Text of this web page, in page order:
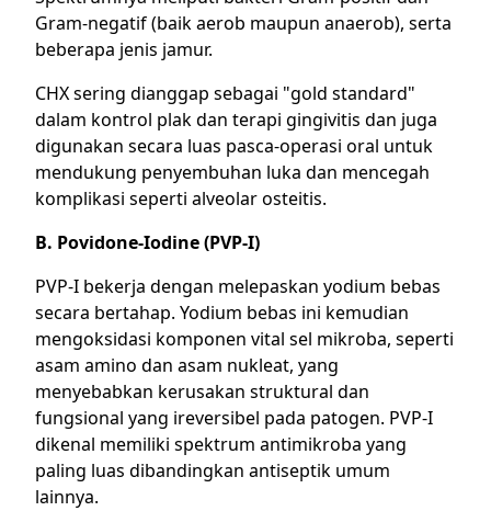
Gram-negatif (baik aerob maupun anaerob), serta
beberapa jenis jamur.
CHX sering dianggap sebagai "gold standard"
dalam kontrol plak dan terapi gingivitis dan juga
digunakan secara luas pasca-operasi oral untuk
mendukung penyembuhan luka dan mencegah
komplikasi seperti alveolar osteitis.
B. Povidone-Iodine (PVP-I)
PVP-I bekerja dengan melepaskan yodium bebas
secara bertahap. Yodium bebas ini kemudian
mengoksidasi komponen vital sel mikroba, seperti
asam amino dan asam nukleat, yang
menyebabkan kerusakan struktural dan
fungsional yang ireversibel pada patogen. PVP-I
dikenal memiliki spektrum antimikroba yang
paling luas dibandingkan antiseptik umum
lainnya.